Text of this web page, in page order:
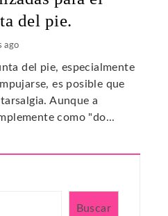
del pie.
ago
del pie, especialmente
es posible que
Aunque a
como "do...
Buscar